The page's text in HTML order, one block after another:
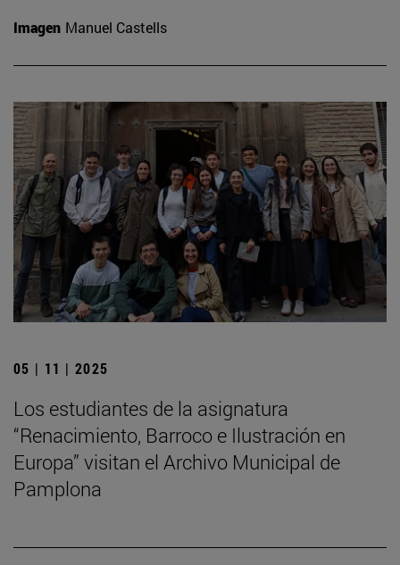
Imagen Manuel Castells
05 | 11 | 2025
Los estudiantes de la asignatura
“Renacimiento, Barroco e Ilustración en
Europa” visitan el Archivo Municipal de
Pamplona